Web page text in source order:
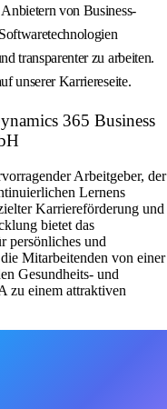
von Business-
transparenter zu arbeiten.
unserer Karriereseite.
365 Business
Arbeitgeber, der
Lernens
Karriereförderung und
bietet das
persönliches und
Mitarbeitenden von einer
Gesundheits- und
zu einem attraktiven